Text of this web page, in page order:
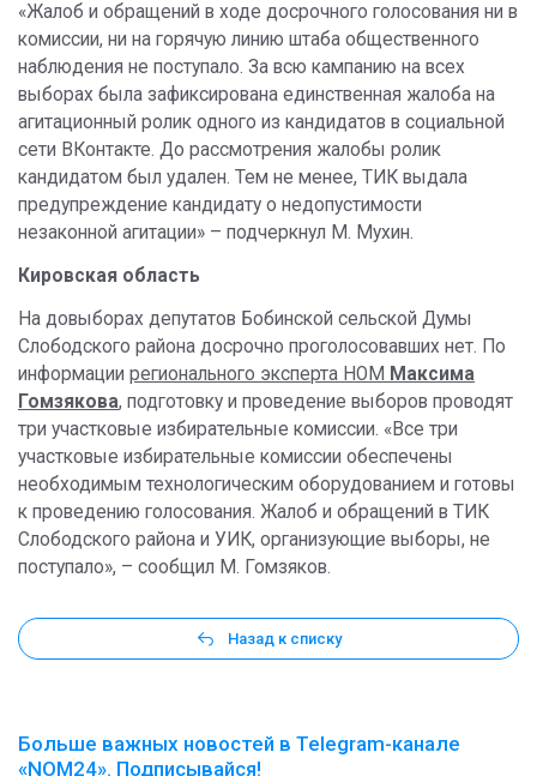
«Жалоб и обращений в ходе досрочного голосования ни в
комиссии, ни на горячую линию штаба общественного
наблюдения не поступало. За всю кампанию на всех
выборах была зафиксирована единственная жалоба на
агитационный ролик одного из кандидатов в социальной
сети ВКонтакте. До рассмотрения жалобы ролик
кандидатом был удален. Тем не менее, ТИК выдала
предупреждение кандидату о недопустимости
незаконной агитации» – подчеркнул М. Мухин.
Кировская область
На довыборах депутатов Бобинской сельской Думы
Слободского района досрочно проголосовавших нет. По
информации регионального эксперта НОМ Максима
Гомзякова, подготовку и проведение выборов проводят
три участковые избирательные комиссии. «Все три
участковые избирательные комиссии обеспечены
необходимым технологическим оборудованием и готовы
к проведению голосования. Жалоб и обращений в ТИК
Слободского района и УИК, организующие выборы, не
поступало», – сообщил М. Гомзяков.
Назад к списку
Больше важных новостей в Telegram-канале
«NOM24». Подписывайся!